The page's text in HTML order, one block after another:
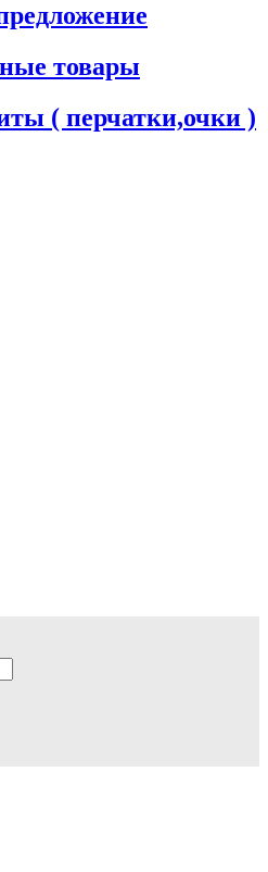
товары
( перчатки,очки )